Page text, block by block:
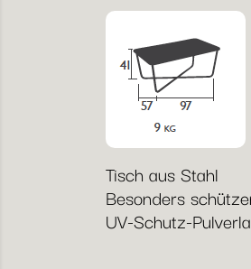
Tisch aus Stahl
Besonders
UV-Schutz-